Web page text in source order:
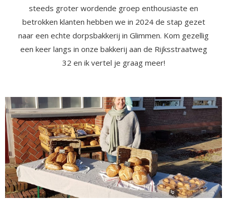
steeds groter wordende groep enthousiaste en
betrokken klanten hebben we in 2024 de stap gezet
naar een echte dorpsbakkerij in Glimmen. Kom gezellig
een keer langs in onze bakkerij aan de Rijksstraatweg
32 en ik vertel je graag meer!